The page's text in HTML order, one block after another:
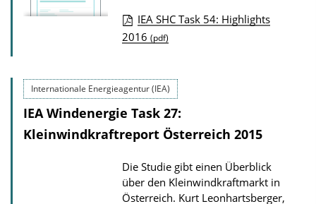
w
n
o
P
b
l
i
c
t
i
IEA SHC Task 54: Highlights
2016 (pdf)
Internationale Energieagentur (IEA)
IEA Windenergie Task 27:
Kleinwindkraftreport Österreich 2015
Die Studie gibt einen Überblick
über den Kleinwindkraftmarkt in
Österreich. Kurt Leonhartsberger,